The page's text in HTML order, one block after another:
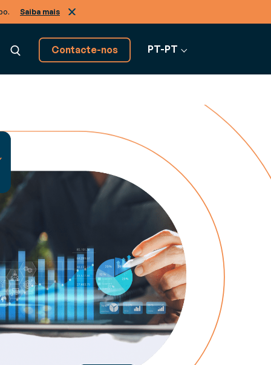
Saiba mais
Descubra todas as
Ver todo o software
negócio, de A a Z
Contacte-nos PT-PT